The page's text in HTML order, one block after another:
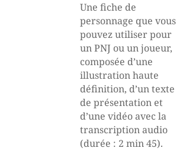
Une fiche de
personnage que vous
pouvez utiliser pour
un PNJ ou un joueur,
composée d’une
illustration haute
définition, d’un texte
de présentation et
d’une vidéo avec la
transcription audio
(durée : 2 min 45).